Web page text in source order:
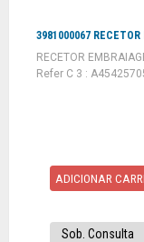
3981000067 RECETOR
RECETOR
Refer C 3 :
ADICIONAR
Sob. Consulta